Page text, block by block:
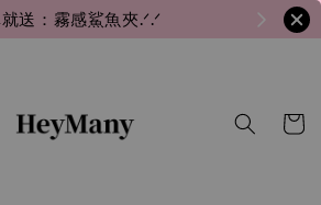
送：霧感鯊魚夾.ᐟ.ᐟ